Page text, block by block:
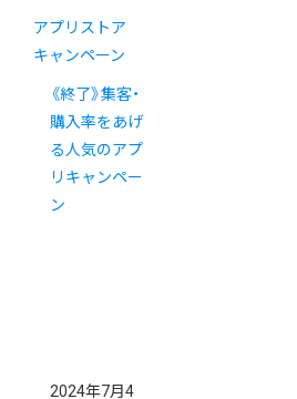
アプリストア
キャンペーン
《終了》集客・
購入率をあげ
る人気のアプ
リキャンペー
ン
2024年7月4